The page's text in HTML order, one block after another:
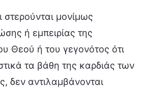
στερούνται μονίμως
ή εμπειρίας της
Θεού ή του γεγονότος ότι
τα βάθη της καρδιάς των
δεν αντιλαμβάνονται